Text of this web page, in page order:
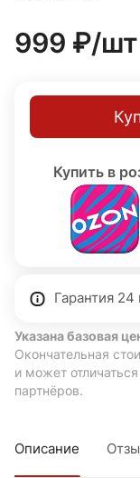
оборудован
проникновения
атмосферных
E27, степень
заземлением).
999 ₽/шт
Купить в
Гарантия
Указана базовая
Окончательная
и может
партнёров.
Описание